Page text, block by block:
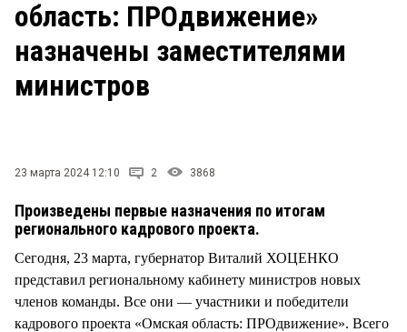
Блоги
Архив
область: ПРОдвижение»
назначены заместителями
министров
23 марта 2024 12:10 2 3868
Произведены первые назначения по итогам
регионального кадрового проекта.
Сегодня, 23 марта, губернатор Виталий ХОЦЕНКО
представил региональному кабинету министров новых
членов команды. Все они — участники и победители
кадрового проекта «Омская область: ПРОдвижение». Всего